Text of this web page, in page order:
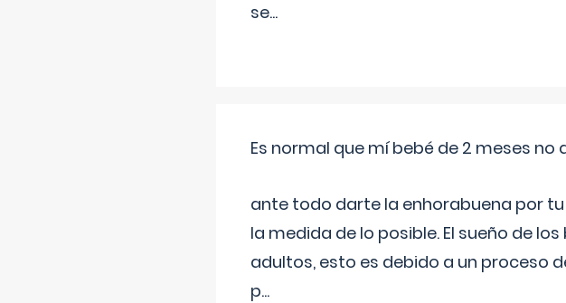
se...
Es normal que mí bebé de 2 meses
ante todo darte la enhorabuena por
la medida de lo posible. El sueño de
adultos, esto es debido a un proceso
p...